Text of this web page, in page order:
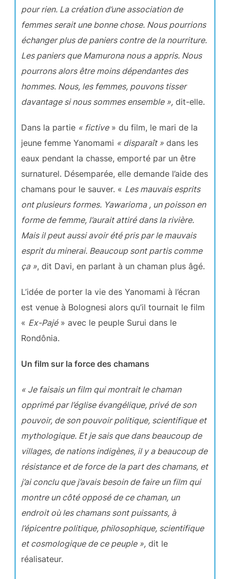
pour rien. La création d’une association de
femmes serait une bonne chose. Nous pourrions
échanger plus de paniers contre de la nourriture.
Les paniers que Mamurona nous a appris. Nous
pourrons alors être moins dépendantes des
hommes. Nous, les femmes, pouvons tisser
davantage si nous sommes ensemble »,dit-elle.
Dans la partie « fictive» du film, le mari de la
jeune femme Yanomami « disparaît »dans les
eaux pendant la chasse, emporté par un être
surnaturel. Désemparée, elle demande l’aide des
chamans pour le sauver. « Les mauvais esprits
ont plusieurs formes. Yawarioma , un poisson en
forme de femme, l’aurait attiré dans la rivière.
Mais il peut aussi avoir été pris par le mauvais
esprit du minerai. Beaucoup sont partis comme
ça », dit Davi, en parlant à un chaman plus âgé.
L’idée de porter la vie des Yanomami à l’écran
est venue à Bolognesi alors qu’il tournait le film
« Ex-Pajé» avec le peuple Surui dans le
Rondônia.
Un film sur la force des chamans
« Je faisais un film qui montrait le chaman
opprimé par l’église évangélique, privé de son
pouvoir, de son pouvoir politique, scientifique et
mythologique. Et je sais que dans beaucoup de
villages, de nations indigènes, il y a beaucoup de
résistance et de force de la part des chamans, et
j’ai conclu que j’avais besoin de faire un film qui
montre un côté opposé de ce chaman, un
endroit où les chamans sont puissants, à
l’épicentre politique, philosophique, scientifique
et cosmologique de ce peuple »,dit le
réalisateur.